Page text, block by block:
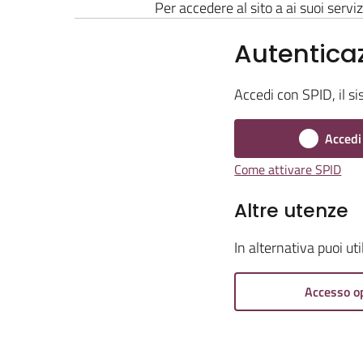
Per accedere al sito a ai suoi
Accedi con SPID, il
Come attivare SPID
Altre utenze
In alternativa puoi
Accesso